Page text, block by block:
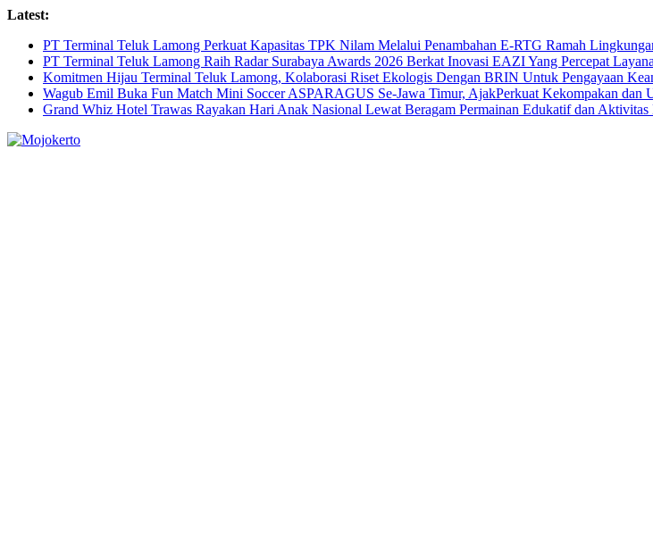
Skip
content
Latest:
PT Terminal Teluk Lamong Perkuat Kapasitas TPK Nilam Melalui Penambahan E-RTG Ramah
PT Terminal Teluk Lamong Raih Radar Surabaya Awards 2026 Berkat Inovasi EAZI Yang Percepat
Komitmen Hijau Terminal Teluk Lamong, Kolaborasi Riset Ekologis Dengan BRIN Untuk Pengayaan
Wagub Emil Buka Fun Match Mini Soccer ASPARAGUS Se-Jawa Timur, AjakPerkuat Kekompakan dan
Grand Whiz Hotel Trawas Rayakan Hari Anak Nasional Lewat Beragam Permainan Edukatif dan